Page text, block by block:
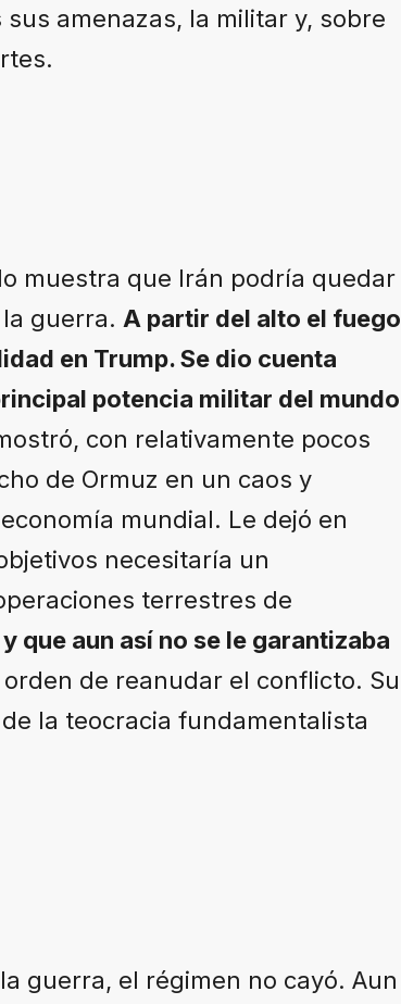
amenazas, la militar y, sobre
muestra que Irán podría quedar
guerra. A partir del alto el fuego
en Trump. Se dio cuenta
potencia militar del mundo
con relativamente pocos
de Ormuz en un caos y
mundial. Le dejó en
necesitaría un
terrestres de
y que aun así no se le garantizaba
de reanudar el conflicto. Su
la teocracia fundamentalista
guerra, el régimen no cayó. Aun